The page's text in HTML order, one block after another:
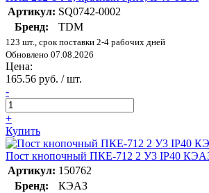
Артикул: SQ0742-0002
Бренд:
TDM
123 шт., срок поставки 2-4 рабочих дней
Обновлено 07.08.2026
Цена:
165.56 руб. / шт.
-
+
Купить
Пост кнопочный ПКЕ-712 2 У3 IP40
Артикул: 150762
Бренд:
КЭАЗ